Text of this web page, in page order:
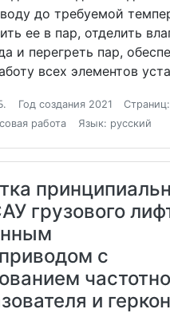
воду до требуемой
ее в пар, отделить
и перегреть пар,
всех элементов
Год создания 2021
работа
Язык: русский
грузового
с
и